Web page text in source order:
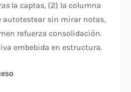
la captas, (2) la columna
autotestear sin mirar notas,
refuerza consolidación.
embebida en estructura.